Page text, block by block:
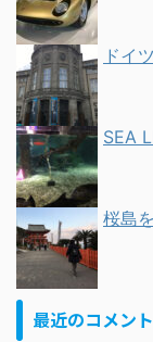
ドイ
SEA
桜島
最近のコメント